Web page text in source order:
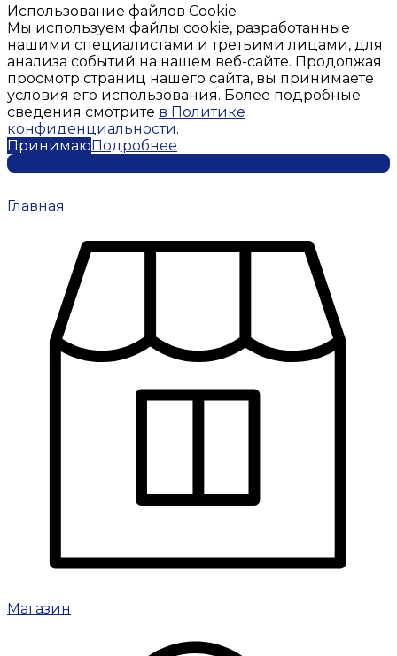
Использование файлов Cookie
Мы используем файлы cookie, разработанные
нашими специалистами и третьими лицами, для
анализа событий на нашем веб-сайте. Продолжая
просмотр страниц нашего сайта, вы принимаете
условия его использования. Более подробные
сведения смотрите в Политике
конфиденциальности.
ПринимаюПодробнее
Главная
Магазин